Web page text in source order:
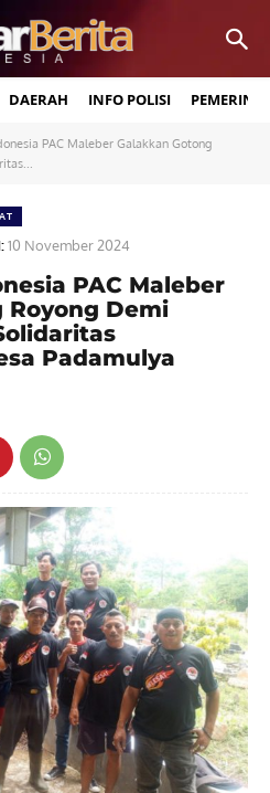
DAERAH INFO POLISI
PAC Maleber Galakkan Gotong
10 November 2024
PAC Maleber
Royong Demi
Padamulya